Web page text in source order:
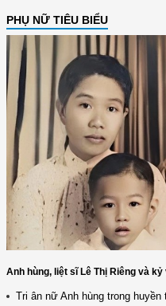
PHỤ NỮ TIÊU BIỂU
Anh hùng, liệt sĩ Lê Thị Riêng và
Tri ân nữ Anh hùng trong